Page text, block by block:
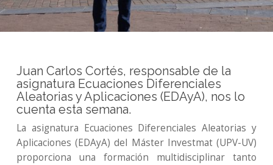
Juan Carlos Cortés, responsable de la
asignatura Ecuaciones Diferenciales
Aleatorias y Aplicaciones (EDAyA), nos lo
cuenta esta semana.
La asignatura Ecuaciones Diferenciales Aleatorias y
Aplicaciones (EDAyA) del Máster Investmat (UPV-UV)
proporciona una formación multidisciplinar tanto